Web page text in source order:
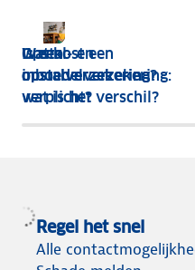
Wat kost een
opstalverzekering?
Is een
opstalverzekering
verplicht?
Opstal- en
inboedelverzekering:
wat is het verschil?
Regel het snel
Alle